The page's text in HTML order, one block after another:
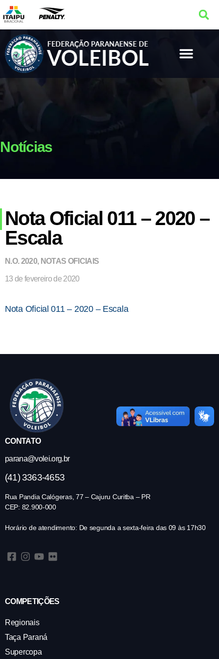
Notícias
Nota Oficial 011 – 2020 –
Escala
N.O. 2020, NOTAS OFICIAIS
13 de fevereiro de 2020
Nota Oficial 011 – 2020 – Escala
CONTATO
parana@volei.org.br
(41) 3363-4653
Rua Pandia Calógeras, 77 – Cajuru Curitba – PR
CEP: 82.900-000
Horário de atendimento: De segunda a sexta-feira das 09 às 17h30
COMPETIÇÕES
Regionais
Taça Paraná
Supercopa